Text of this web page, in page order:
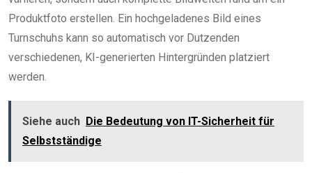
Produktfoto erstellen. Ein hochgeladenes Bild eines
Turnschuhs kann so automatisch vor Dutzenden
verschiedenen, KI-generierten Hintergründen platziert
werden.
Siehe auch Die Bedeutung von IT-Sicherheit für
Selbstständige